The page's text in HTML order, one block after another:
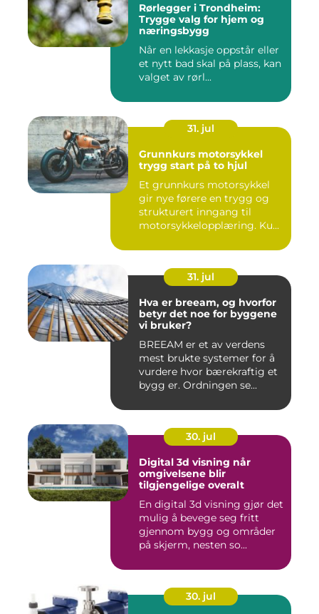
Rørlegger i Trondheim:
Trygge valg for hjem og
næringsbygg
Når en lekkasje oppstår eller
et nytt bad skal på plass, kan
valget av rørl...
31. jul
Grunnkurs motorsykkel
trygg start på to hjul
Et grunnkurs motorsykkel
gir nye førere en trygg og
strukturert inngang til
motorsykkelopplæring. Ku...
31. jul
Hva er breeam, og hvorfor
betyr det noe for byggene
vi bruker?
BREEAM er et av verdens
mest brukte systemer for å
vurdere hvor bærekraftig et
bygg er. Ordningen se...
30. jul
Digital 3d visning når
omgivelsene blir
tilgjengelige overalt
En digital 3d visning gjør det
mulig å bevege seg fritt
gjennom bygg og områder
på skjerm, nesten so...
30. jul